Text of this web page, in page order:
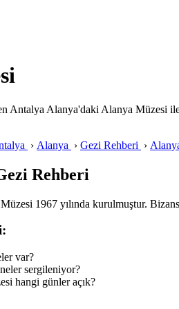
Antalya Alanya'daki Alanya Müzesi
› Alanya › Gezi Rehberi ›
Rehberi
1967 yılında kurulmuştur.
var?
sergileniyor?
hangi günler açık?